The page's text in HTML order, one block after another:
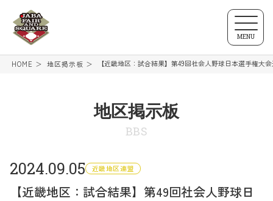
MENU
HOME 地区掲示板 【近畿地区：試合結果】第49回社会人野球日本選手権
地区掲示板
BBS
2024.09.05 近畿地区連盟
【近畿地区：試合結果】第49回社会人野球日